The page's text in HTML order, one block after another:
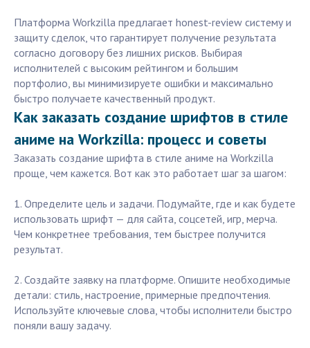
Платформа Workzilla предлагает honest-review систему и
защиту сделок, что гарантирует получение результата
согласно договору без лишних рисков. Выбирая
исполнителей с высоким рейтингом и большим
портфолио, вы минимизируете ошибки и максимально
быстро получаете качественный продукт.
Как заказать создание шрифтов в стиле
аниме на Workzilla: процесс и советы
Заказать создание шрифта в стиле аниме на Workzilla
проще, чем кажется. Вот как это работает шаг за шагом:
1. Определите цель и задачи. Подумайте, где и как будете
использовать шрифт — для сайта, соцсетей, игр, мерча.
Чем конкретнее требования, тем быстрее получится
результат.
2. Создайте заявку на платформе. Опишите необходимые
детали: стиль, настроение, примерные предпочтения.
Используйте ключевые слова, чтобы исполнители быстро
поняли вашу задачу.